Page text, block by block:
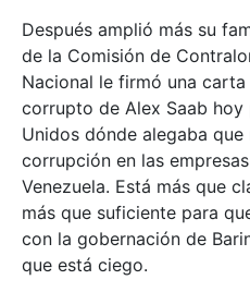
Después amplió más su
de la Comisión de
Nacional le firmó una
corrupto de Alex Saab hoy
Unidos dónde alegaba
corrupción en las
Venezuela. Está más que
más que suficiente para
con la gobernación de
que está ciego.